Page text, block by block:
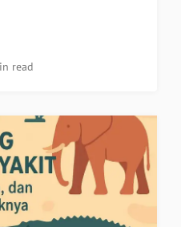
read